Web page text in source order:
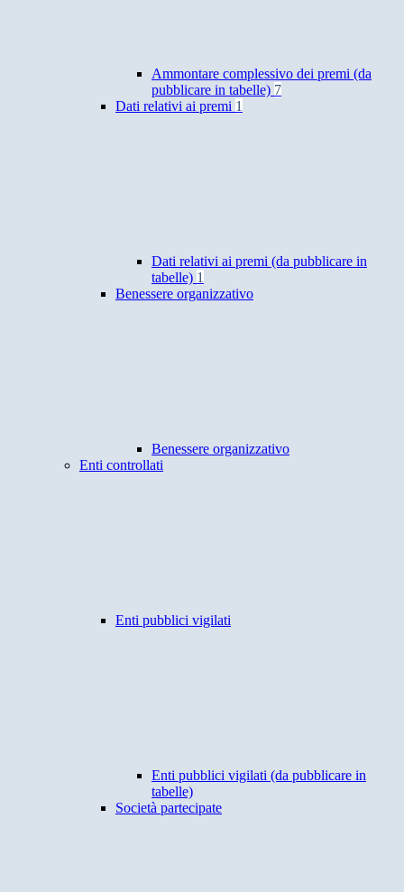
Ammontare complessivo dei premi (da
pubblicare in tabelle) 7
Dati relativi ai premi 1
Dati relativi ai premi (da pubblicare in
tabelle) 1
Benessere organizzativo
Benessere organizzativo
Enti controllati
Enti pubblici vigilati
Enti pubblici vigilati (da pubblicare in
tabelle)
Società partecipate